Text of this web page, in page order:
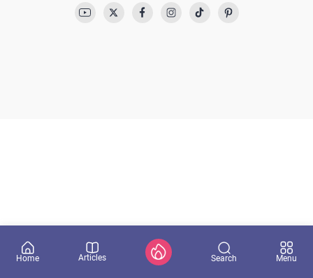
Home Articles Search Menu